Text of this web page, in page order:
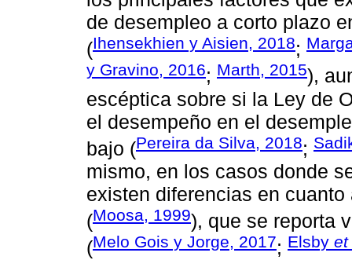
de desempleo a corto plazo
(Ihensekhien y Aisien, 2018;
y Gravino, 2016; Marth, 2015),
escéptica sobre si la Ley de
el desempeño en el
bajo (Pereira da Silva, 2018;
mismo, en los casos donde
existen diferencias en
(Moosa, 1999), que se reporta
(Melo Gois y Jorge, 2017; Elsby et